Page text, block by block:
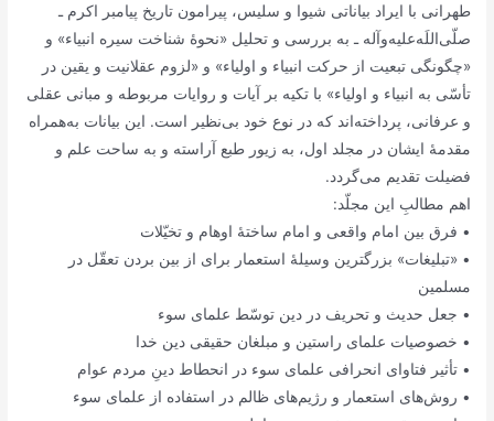
طهرانی با ایراد بیاناتی شیوا و سلیس، پیرامون تاریخ پیامبر اکرم ـ
صلّی‌اللَه‌علیه‌و‌آله ـ به بررسی و تحلیل «نحوۀ شناخت سیره انبیاء» و
«چگونگی تبعیت از حرکت انبیاء و اولیاء» و «لزوم عقلانیت و یقین در
تأسّی به انبیاء و اولیاء» با تکیه بر آیات و روایات مربوطه و مبانی عقلی
و عرفانی، پرداخته‌‌اند که در نوع خود بی‌نظیر است. این بیانات به‌همراه
مقدمۀ ایشان در مجلد اول، به زیور طبع آراسته و به ساحت علم و
فضیلت تقدیم می‌گردد.
اهم مطالبِ این مجلّد:
• فرق بین امام واقعی و امام ساختۀ اوهام و تخیّلات
• «تبلیغات» بزرگترین وسیلۀ استعمار برای از بین بردن تعقّل در
مسلمین
• جعل حدیث و تحریف در دین توسّط علمای سوء
• خصوصیات علمای راستین و مبلغان حقیقی دین خدا
• تأثیر فتاوای انحرافی علمای سوء در انحطاط دینِ مردم عوام
• روش‌های استعمار و رژیم‌های ظالم در استفاده از علمای سوء